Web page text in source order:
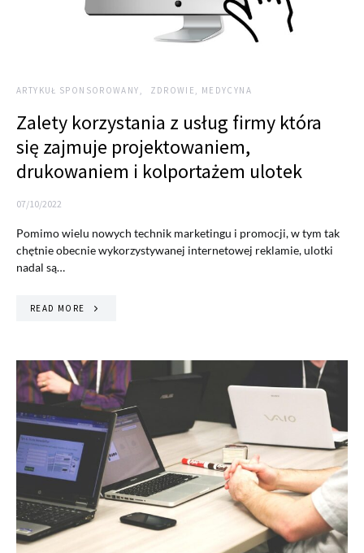
ARTYKUŁ SPONSOROWANY ZDROWIE, MEDYCYNA
Zalety korzystania z usług firmy która
się zajmuje projektowaniem,
drukowaniem i kolportażem ulotek
07/10/2022
Pomimo wielu nowych technik marketingu i promocji, w tym tak
chętnie obecnie wykorzystywanej internetowej reklamie, ulotki
nadal są…
READ MORE